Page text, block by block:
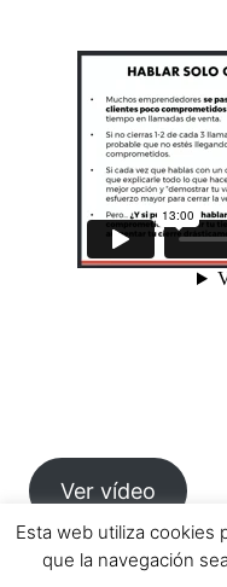
Ver vídeo
Esta web utiliza cookies
que la navegación